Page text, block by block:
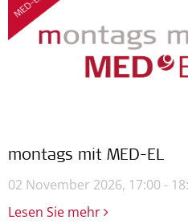
montags mit MED-EL
02 November 2026, 17:00 -
Lesen Sie mehr